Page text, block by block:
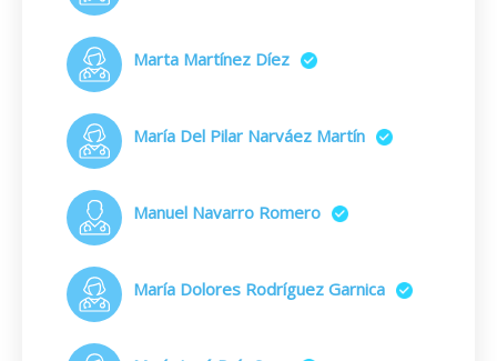
Marta Martínez Díez
María Del Pilar Narváez Martín
Manuel Navarro Romero
María Dolores Rodríguez Garnica